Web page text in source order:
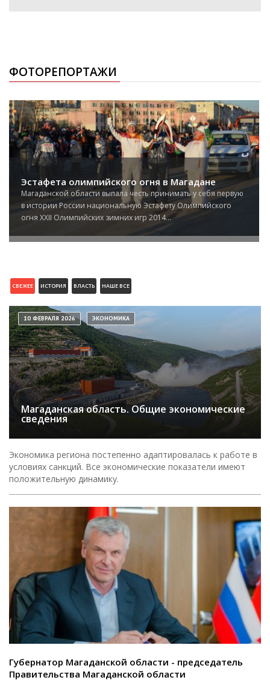
ФОТОРЕПОРТАЖИ
Эстафета олимпийского огня в Магадане
Магаданской области выпала честь принимать у себя первую
в истории России национальную Эстафету Олимпийского
огня XXII Олимпийских зимних игр 2014...
СВЕЖЕЕ ИСТОРИЯ ВЛАСТЬ НАШЕ ВСЕ
Магаданская область. Общие экономические
сведения
10 ФЕВРАЛЯ 2026 ЭКОНОМИКА
Экономика региона постепенно адаптировалась к работе в
условиях санкций. Все экономические показатели имеют
положительную динамику.
Губернатор Магаданской области - председатель
Правительства Магаданской области